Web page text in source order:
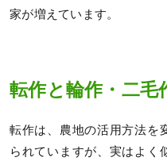
家が増えています。
転作と輪作・二毛
転作は、農地の活用方法を
られていますが、実はよく